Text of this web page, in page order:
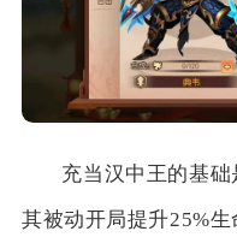
充当汉中王的基础
其被动开局提升25%